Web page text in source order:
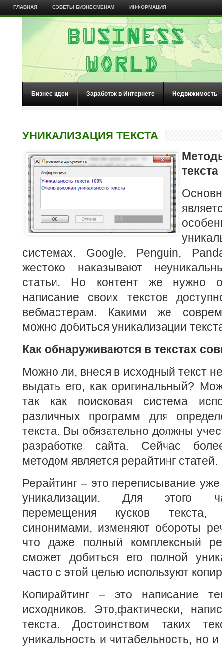
ГЛАВНАЯ СОВЕТЫ БИЗНЕСМЕНАМ ИНФОРМАЦИЯ
Бизнес идеи Заработок в Интернете Недвижимость
УНИКАЛИЗАЦИЯ ТЕКСТА
текста
системах. Google, Penguin,
жестоко наказывают
статьи. Но контент же нужно
написание своих текстов
вебмастерам. Какими же
можно добиться уникализации
Как обнаруживаются в текстах
Можно ли, внеся в исходный текст
выдать его, как оригинальный?
так как поисковая система
различных программ для
текста. Вы обязательно должны
разработке сайта. Сейчас
методом является рерайтинг статей.
Рерайтинг – это переписывание уже
уникализации. Для этого
перемещения кусков текста,
синонимами, изменяют обороты
что даже полный комплексный
сможет добиться его полной
часто с этой целью используют
Копирайтинг – это написание
исходников. Это,фактически,
текста. Достоинством таких
уникальность и читабельность, но